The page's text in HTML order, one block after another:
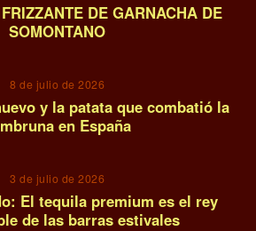
DE GARNACHA DE
SOMONTANO
8 de julio de 2026
y la patata que combatió la
en España
3 de julio de 2026
El tequila premium es el rey
de las barras estivales